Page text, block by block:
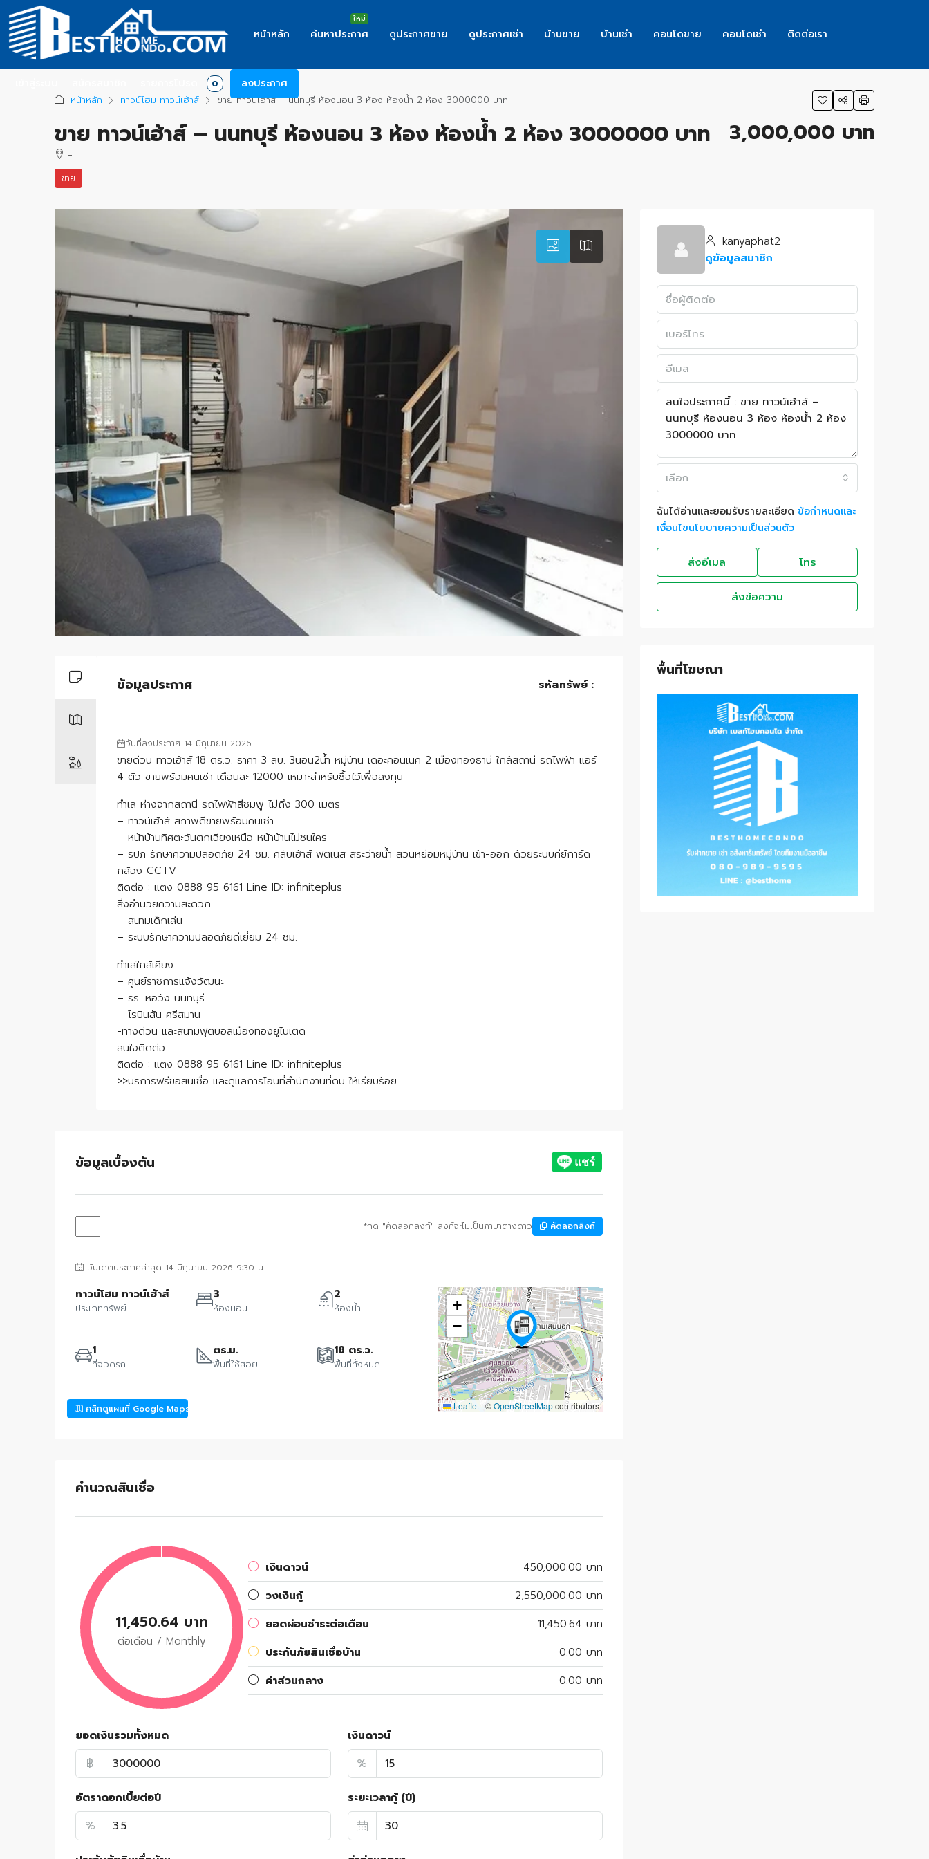
หน้าหลัก ค้นหาประกาศ ดูประกาศขาย ดูประกาศเช่า บ้านขาย บ้านเช่า คอนโดขาย คอนโดเช่า ติดต่อเรา
0 ลงประกาศ
หน้าหลัก ทาวน์โฮม ทาวน์เฮ้าส์ ขาย ทาวน์เฮ้าส์ – นนทบุรี ห้องนอน 3 ห้อง ห้องน้ำ 2 ห้อง 3000000 บาท
ขาย ทาวน์เฮ้าส์ – นนทบุรี ห้องนอน 3 ห้อง ห้องน้ำ 2 ห้อง 3000000 บาท
-
ขาย
3,000,000 บาท
ข้อมูลประกาศ รหัสทรัพย์ : -
วันที่ลงประกาศ 14 มิถุนายน 2026
ขายด่วน ทาวเฮ้าส์ 18 ตร.ว. ราคา 3 ลบ. 3นอน2น้ำ หมู่บ้าน เดอะคอนเนค 2 เมืองทองธานี ใกล้สถานี รถไฟฟ้า แอร์
4 ตัว ขายพร้อมคนเช่า เดือนละ 12000 เหมาะสำหรับซื้อไว้เพื่อลงทุน
ทำเล ห่างจากสถานี รถไฟฟ้าสีชมพู ไม่ถึง 300 เมตร
– ทาวน์เฮ้าส์ สภาพดีขายพร้อมคนเช่า
– หน้าบ้านทิศตะวันตกเฉียงเหนือ หน้าบ้านไม่ชนใคร
– รปภ รักษาความปลอดภัย 24 ชม. คลับเฮ้าส์ ฟิตเนส สระว่ายน้ำ สวนหย่อมหมู่บ้าน เข้า-ออก ด้วยระบบคีย์การ์ด
กล้อง CCTV
ติดต่อ : แตง 0888 95 6161 Line ID: infiniteplus
สิ่งอำนวยความสะดวก
– สนามเด็กเล่น
– ระบบรักษาความปลอดภัยดีเยี่ยม 24 ชม.
ทำเลใกล้เคียง
– ศูนย์ราชการแจ้งวัฒนะ
– รร. หอวัง นนทบุรี
– โรบินสัน ศรีสมาน
-ทางด่วน และสนามฟุตบอลเมืองทองยูไนเตด
สนใจติดต่อ
ติดต่อ : แตง 0888 95 6161 Line ID: infiniteplus
>>บริการฟรีขอสินเชื่อ และดูแลการโอนที่สำนักงานที่ดิน ให้เรียบร้อย
ข้อมูลเบื้องต้น
*กด "คัดลอกลิงก์" ลิงก์จะไม่เป็นภาษาต่างดาว คัดลอกลิงก์
อัปเดตประกาศล่าสุด 14 มิถุนายน 2026 9:30 น.
ทาวน์โฮม ทาวน์เฮ้าส์
ประเภททรัพย์
3
ห้องนอน
2
ห้องน้ำ
1
ที่จอดรถ
ตร.ม.
พื้นที่ใช้สอย
18 ตร.ว.
พื้นที่ทั้งหมด
คลิกดูแผนที่ Google Maps
+
−
Leaflet | ©OpenStreetMapcontributors
คำนวณสินเชื่อ
11,450.64 บาท
ต่อเดือน / Monthly
เงินดาวน์
450,000.00 บาท
วงเงินกู้
2,550,000.00 บาท
ยอดผ่อนชำระต่อเดือน
11,450.64 บาท
ประกันภัยสินเชื่อบ้าน
0.00 บาท
ค่าส่วนกลาง
0.00 บาท
ยอดเงินรวมทั้งหมด
฿
เงินดาวน์
%
อัตราดอกเบี้ยต่อปี
%
ระยะเวลากู้ (ปี)
kanyaphat2
ดูข้อมูลสมาชิก
เลือก
ฉันได้อ่านและยอมรับรายละเอียด ข้อกำหนดและ
เงื่อนไขนโยบายความเป็นส่วนตัว
ส่งอีเมล โทร
ส่งข้อความ
พื้นที่โฆษณา